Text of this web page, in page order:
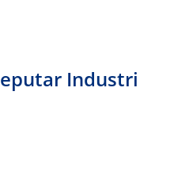
Industri